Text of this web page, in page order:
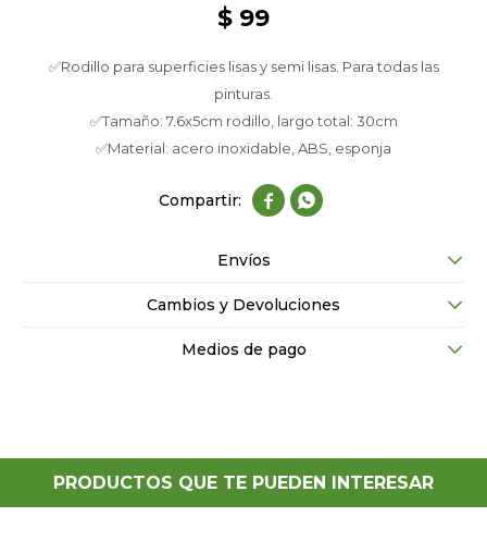
$ 99
✅Rodillo para superficies lisas y semi lisas. Para todas las
pinturas.
✅Tamaño: 7.6x5cm rodillo, largo total: 30cm
✅Material: acero inoxidable, ABS, esponja
 
Envíos
Cambios y Devoluciones
Medios de pago
PRODUCTOS QUE TE PUEDEN INTERESAR